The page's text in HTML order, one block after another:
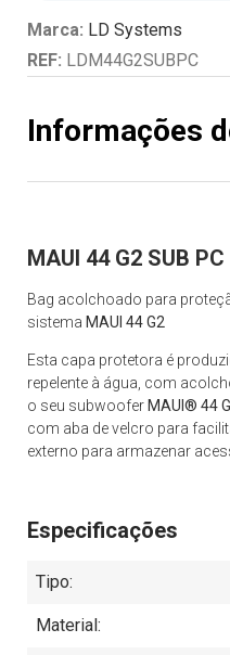
Marca: LD Systems
REF: LDM44G2SUBPC
Informações
MAUI 44 G2 SUB PC
Bag acolchoado para
sistema MAUI 44 G2
Esta capa protetora é
repelente à água, com
o seu subwoofer MAUI® 44
com aba de velcro para
externo para armazenar
Especificações
Tipo:
Material: